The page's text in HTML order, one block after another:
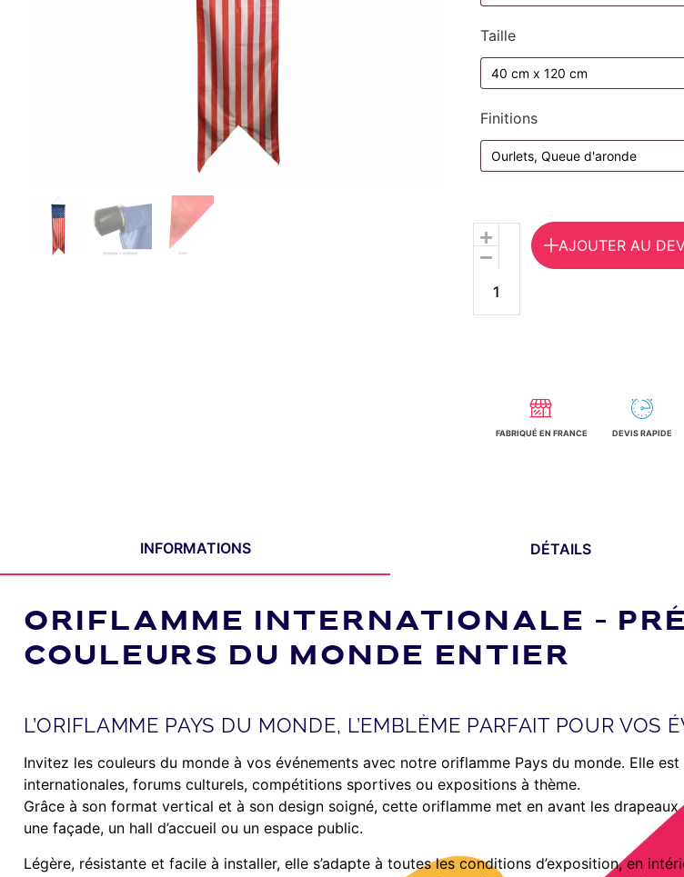
Taille
Finitions
AJOUTER AU
FABRIQUÉ EN FRANCE DEVIS RAPIDE
INFORMATIONS DÉTAILS
ORIFLAMME INTERNATIONALE –
COULEURS DU MONDE ENTIER
L’ORIFLAMME PAYS DU MONDE, L’EMBLÈME PARFAIT POUR VOS
Invitez les couleurs du monde à vos événements avec notre oriflamme Pays du monde. Elle
internationales, forums culturels, compétitions sportives ou expositions à thème.
Grâce à son format vertical et à son design soigné, cette oriflamme met en avant les
une façade, un hall d’accueil ou un espace public.
Légère, résistante et facile à installer, elle s’adapte à toutes les conditions d’exposition, en